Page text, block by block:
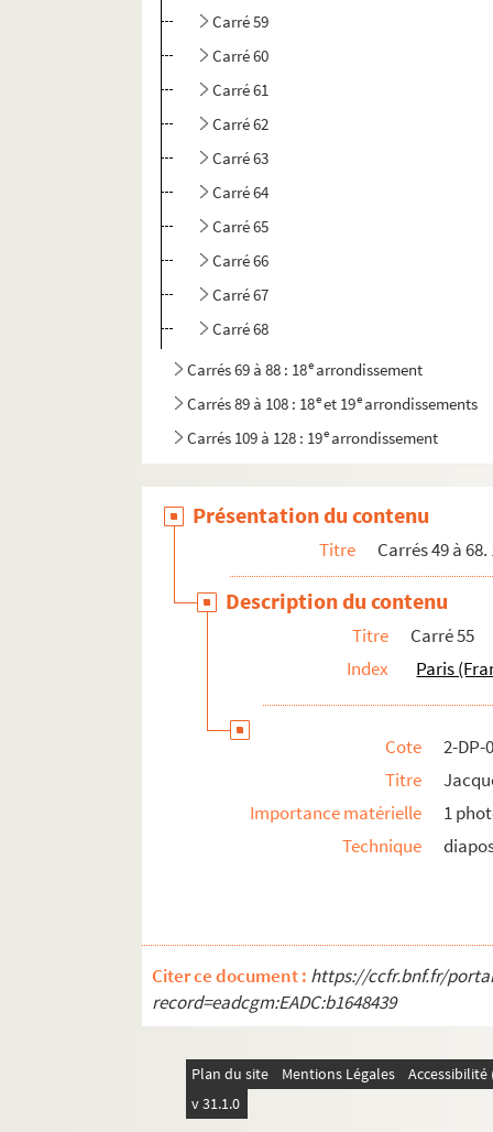
Carré 59
Carré 60
Carré 61
Carré 62
Carré 63
Carré 64
Carré 65
Carré 66
Carré 67
Carré 68
Carrés 69 à 88 : 18earrondissement
Carrés 89 à 108 : 18eet 19earrondissements
Carrés 109 à 128 : 19earrondissement
Carrés 147 à 151 : 16
arrondissement
Carrés 152 à 155. 16 arrondissement, Bois
Présentation du contenu
Titre Carrés 49 à 68.
Description du contenu
Titre
Carré 55
Index
Paris
Cote
2-DP-
Titre
Importance matérielle
1
Technique
Citer ce document : https://ccfr.bnf.fr/
record=eadcgm:EADC:b1648439
Plan du site Mentions Légales
v 31.1.0